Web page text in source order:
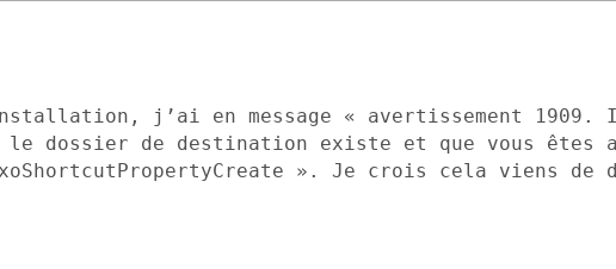
j’ai en message « avertissement 1909.
le dossier de destination existe et que vous êtes
». Je crois cela viens de